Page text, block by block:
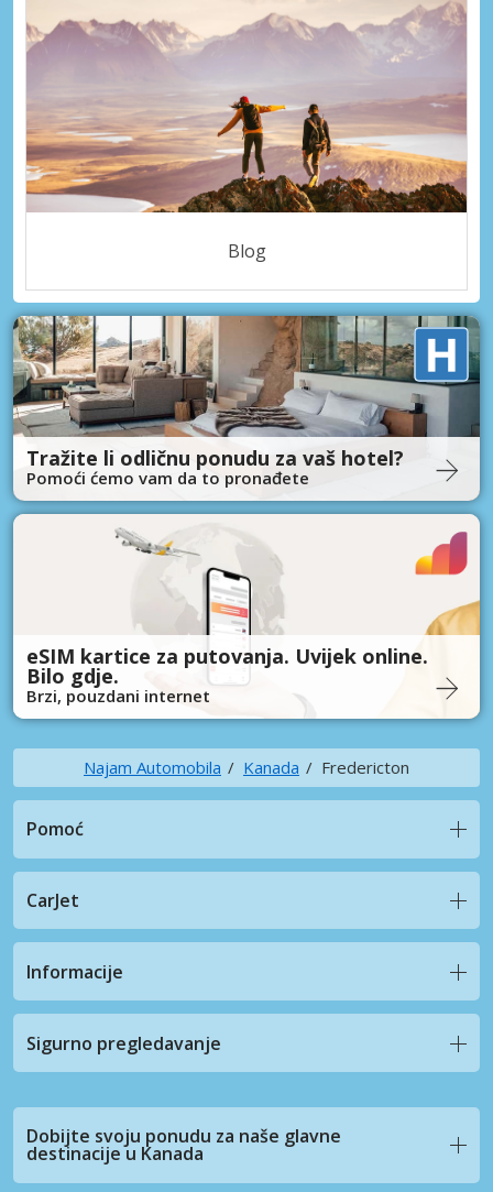
Blog
Tražite li odličnu ponudu za vaš hotel?
Pomoći ćemo vam da to pronađete
eSIM kartice za putovanja. Uvijek online.
Bilo gdje.
Brzi, pouzdani internet
Najam Automobila Kanada Fredericton
Pomoć
CarJet
Informacije
Sigurno pregledavanje
Dobijte svoju ponudu za naše glavne
destinacije u Kanada